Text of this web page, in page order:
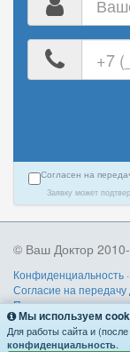
Согласен на
Заявку может
© Ваш Доктор
Конфиденциальность ·
Согласие на
Пользовательское
Правила записи·
О нас/как работает/
Мы используем
Для работы сайта и
конфиденциальность.